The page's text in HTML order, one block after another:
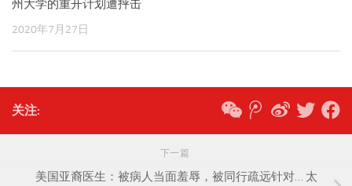
州大学的重开计划遭抨击
2020年7月27日
关注:
下一篇
美国亚裔医生：被病人当面羞辱，被同行疏远针对… 太